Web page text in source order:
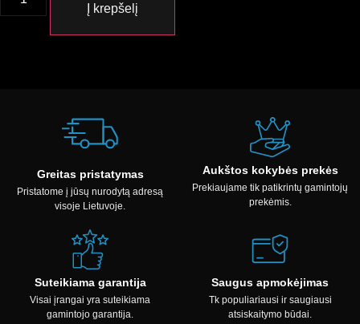
Į krepšelį
Greitas pristatymas
Pristatome į jūsų nurodytą adresą
visoje Lietuvoje.
Aukštos kokybės prekės
Prekiaujame tik patikrintų gamintojų
prekėmis.
Suteikiama garantija
Visai įrangai yra suteikiama
gamintojo garantija.
Saugus apmokėjimas
Tk populiariausi ir saugiausi
atsiskaitymo būdai.